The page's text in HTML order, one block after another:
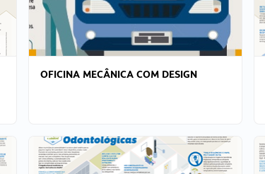
OFICINA MECÂNICA COM DESIGN